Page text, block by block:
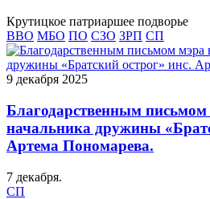
Крутицкое патриаршее подворье
ВВО МБО ПО СЗО ЗРП СП
9 декабря 2025
Благодарственным
начальника дружины
Артема Пономарева.
7 декабря.
СП